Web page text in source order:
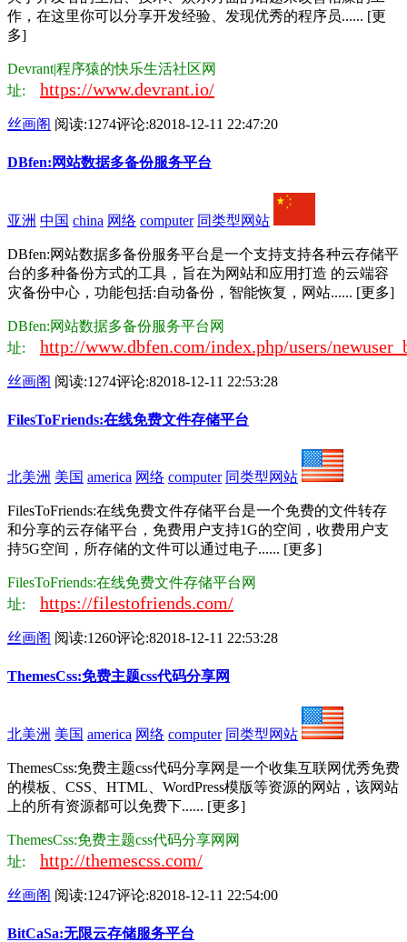
作，在这里你可以分享开发经验、发现优秀的程序员...... [更
多]
Devrant|程序猿的快乐生活社区网
址: https://www.devrant.io/
丝画阁 阅读:1274评论:82018-12-11 22:47:20
DBfen:网站数据多备份服务平台
亚洲 中国 china 网络 computer 同类型网站
DBfen:网站数据多备份服务平台是一个支持支持各种云存储平
台的多种备份方式的工具，旨在为网站和应用打造 的云端容
灾备份中心，功能包括:自动备份，智能恢复，网站...... [更多]
DBfen:网站数据多备份服务平台网
址: http://www.dbfen.com/index.php/users/
丝画阁 阅读:1274评论:82018-12-11 22:53:28
FilesToFriends:在线免费文件存储平台
北美洲 美国 america 网络 computer 同类型网站
FilesToFriends:在线免费文件存储平台是一个免费的文件转存
和分享的云存储平台，免费用户支持1G的空间，收费用户支
持5G空间，所存储的文件可以通过电子...... [更多]
FilesToFriends:在线免费文件存储平台网
址: https://filestofriends.com/
丝画阁 阅读:1260评论:82018-12-11 22:53:28
ThemesCss:免费主题css代码分享网
北美洲 美国 america 网络 computer 同类型网站
ThemesCss:免费主题css代码分享网是一个收集互联网优秀免费
的模板、CSS、HTML、WordPress模版等资源的网站，该网站
上的所有资源都可以免费下...... [更多]
ThemesCss:免费主题css代码分享网网
址: http://themescss.com/
丝画阁 阅读:1247评论:82018-12-11 22:54:00
BitCaSa:无限云存储服务平台